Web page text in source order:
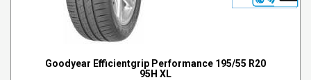
Goodyear Efficientgrip Performance 195/55 R20
95H XL